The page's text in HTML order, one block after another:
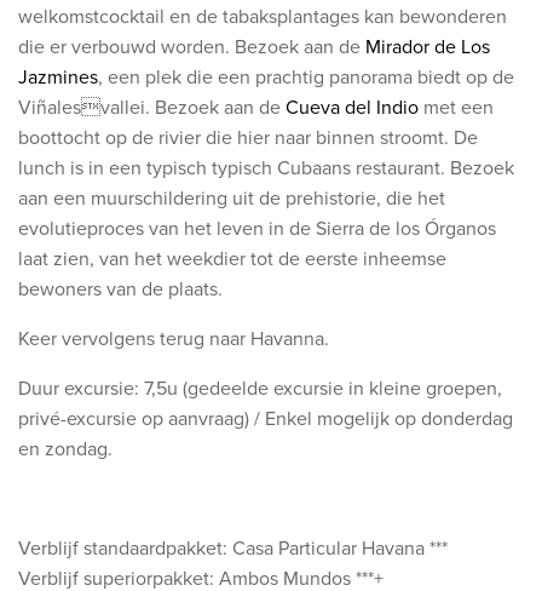
welkomstcocktail en de tabaksplantages kan bewonderen
die er verbouwd worden. Bezoek aan de Mirador de Los
Jazmines, een plek die een prachtig panorama biedt op de
Viñalesvallei. Bezoek aan deCueva del Indio met een
boottocht op de rivier die hier naar binnen stroomt. De
lunch is in een typisch typisch Cubaans restaurant. Bezoek
aan een muurschildering uit de prehistorie, die het
evolutieproces van het leven in de Sierra de los Órganos
laat zien, van het weekdier tot de eerste inheemse
bewoners van de plaats.
Keer vervolgens terug naar Havanna.
Duur excursie: 7,5u (gedeelde excursie in kleine groepen,
privé-excursie op aanvraag) / Enkel mogelijk op donderdag
en zondag.
Verblijf standaardpakket: Casa Particular Havana ***
Verblijf superiorpakket: Ambos Mundos ***+